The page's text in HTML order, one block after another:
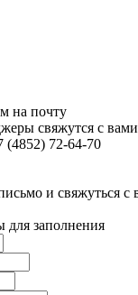
на почту
свяжутся с
(4852) 72-64-70
и свяжуться с
для заполнения